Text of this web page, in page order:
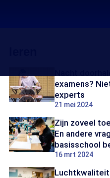
examens?
experts
21 mei 2024
Zijn zoveel
En andere
basisschool
16 mrt 2024